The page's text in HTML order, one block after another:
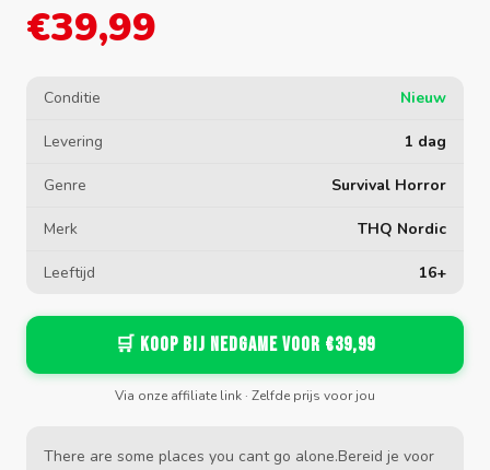
€39,99
Conditie Nieuw
Levering 1 dag
Genre Survival Horror
Merk THQ Nordic
Leeftijd 16+
🛒 Koop bij Nedgame voor €39,99
Via onze affiliate link · Zelfde prijs voor jou
There are some places you cant go alone.Bereid je voor